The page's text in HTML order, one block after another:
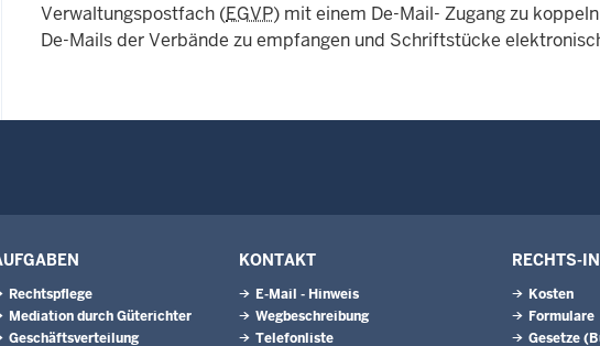
Verwaltungspostfach (EGVP) mit einem De-Mail- Zugang zu
De-Mails der Verbände zu empfangen und Schriftstücke
Rechtspflege
Mediation durch Güterichter
Geschäftsverteilung
KONTAKT
E-Mail - Hinweis
Wegbeschreibung
Telefonliste
RECHTS-
Kosten
Formulare
Gesetze